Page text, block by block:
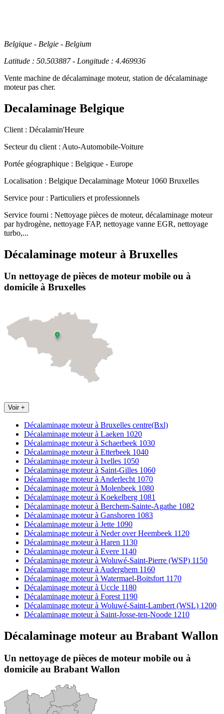
Belgique - Belgie - Belgium
Latitude : 50.503887 - Longitude : 4.469936
Vente machine de décalaminage moteur, station de décalaminage
moteur pas cher.
Decalaminage Belgique
Client : Décalamin'Heure
Secteur du client : Auto-Automobile-Voiture
Portée géographique : Belgique - Europe
Localisation : Belgique Decalaminage Moteur 1060 Bruxelles
Service pour : Particuliers et professionnels
Service fourni : Nettoyage pièces de moteur, décalaminage moteur
par hydrogène, nettoyage FAP, nettoyage vanne EGR, nettoyage
turbo,...
Décalaminage moteur à Bruxelles
Un nettoyage de pièces de moteur mobile ou à
domicile à Bruxelles
Voir +
Décalaminage moteur à Bruxelles centre(Bxl)
Décalaminage moteur à Laeken 1020
Décalaminage moteur à Schaerbeek 1030
Décalaminage moteur à Etterbeek 1040
Décalaminage moteur à Ixelles 1050
Décalaminage moteur à Saint-Gilles 1060
Décalaminage moteur à Anderlecht 1070
Décalaminage moteur à Molenbeek 1080
Décalaminage moteur à Koekelberg 1081
Décalaminage moteur à Berchem-Sainte-Agathe 1082
Décalaminage moteur à Ganshoren 1083
Décalaminage moteur à Jette 1090
Décalaminage moteur à Neder over Heembeek 1120
Décalaminage moteur à Haren 1130
Décalaminage moteur à Evere 1140
Décalaminage moteur à Woluwé-Saint-Pierre (WSP) 1150
Décalaminage moteur à Auderghem 1160
Décalaminage moteur à Watermael-Boitsfort 1170
Décalaminage moteur à Uccle 1180
Décalaminage moteur à Forest 1190
Décalaminage moteur à Woluwé-Saint-Lambert (WSL) 1200
Décalaminage moteur à Saint-Josse-ten-Noode 1210
Décalaminage moteur au Brabant Wallon
Un nettoyage de pièces de moteur mobile ou à
domicile au Brabant Wallon